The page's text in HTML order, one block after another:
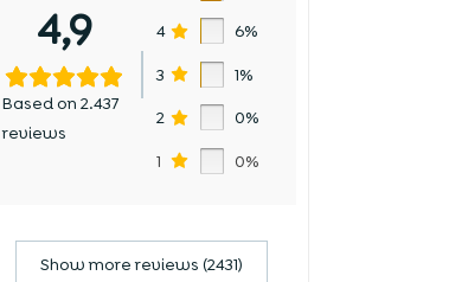
4,9
Based on 2.437
reviews
4 6%
3 1%
2 0%
1 0%
Show more reviews (2431)